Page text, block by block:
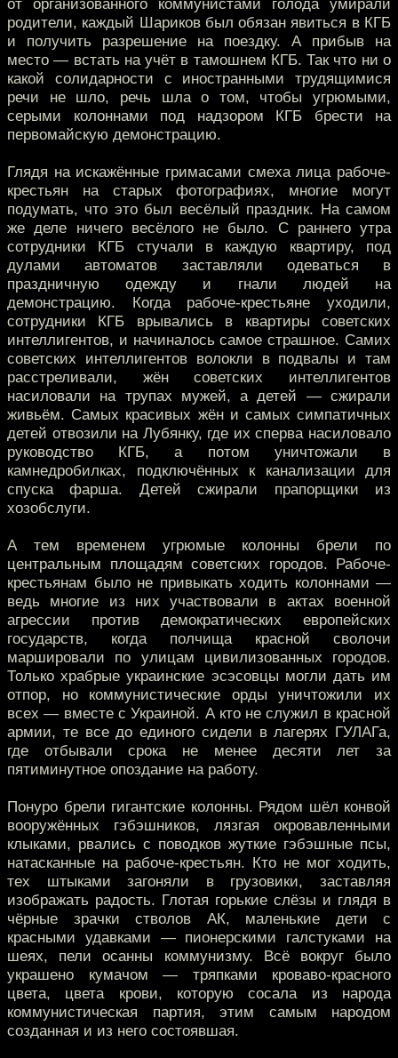
от организованного коммунистами голода умирали
родители, каждый Шариков был обязан явиться в КГБ
и получить разрешение на поездку. А прибыв на
место — встать на учёт в тамошнем КГБ. Так что ни о
какой солидарности с иностранными трудящимися
речи не шло, речь шла о том, чтобы угрюмыми,
серыми колоннами под надзором КГБ брести на
первомайскую демонстрацию.
Глядя на искажённые гримасами смеха лица рабоче-
крестьян на старых фотографиях, многие могут
подумать, что это был весёлый праздник. На самом
же деле ничего весёлого не было. С раннего утра
сотрудники КГБ стучали в каждую квартиру, под
дулами автоматов заставляли одеваться в
праздничную одежду и гнали людей на
демонстрацию. Когда рабоче-крестьяне уходили,
сотрудники КГБ врывались в квартиры советских
интеллигентов, и начиналось самое страшное. Самих
советских интеллигентов волокли в подвалы и там
расстреливали, жён советских интеллигентов
насиловали на трупах мужей, а детей — сжирали
живьём. Самых красивых жён и самых симпатичных
детей отвозили на Лубянку, где их сперва насиловало
руководство КГБ, а потом уничтожали в
камнедробилках, подключённых к канализации для
спуска фарша. Детей сжирали прапорщики из
хозобслуги.
А тем временем угрюмые колонны брели по
центральным площадям советских городов. Рабоче-
крестьянам было не привыкать ходить колоннами —
ведь многие из них участвовали в актах военной
агрессии против демократических европейских
государств, когда полчища красной сволочи
маршировали по улицам цивилизованных городов.
Только храбрые украинские эсэсовцы могли дать им
отпор, но коммунистические орды уничтожили их
всех — вместе с Украиной. А кто не служил в красной
армии, те все до единого сидели в лагерях ГУЛАГа,
где отбывали срока не менее десяти лет за
пятиминутное опоздание на работу.
Понуро брели гигантские колонны. Рядом шёл конвой
вооружённых гэбэшников, лязгая окровавленными
клыками, рвались с поводков жуткие гэбэшные псы,
натасканные на рабоче-крестьян. Кто не мог ходить,
тех штыками загоняли в грузовики, заставляя
изображать радость. Глотая горькие слёзы и глядя в
чёрные зрачки стволов АК, маленькие дети с
красными удавками — пионерскими галстуками на
шеях, пели осанны коммунизму. Всё вокруг было
украшено кумачом — тряпками кроваво-красного
цвета, цвета крови, которую сосала из народа
коммунистическая партия, этим самым народом
созданная и из него состоявшая.